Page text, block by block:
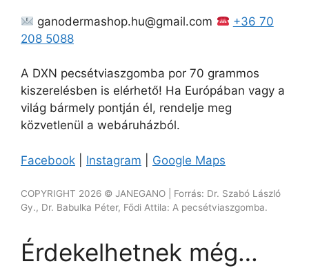
ganodermashop.hu@gmail.com
+36 70
208 5088
A DXN pecsétviaszgomba por 70 grammos
kiszerelésben is elérhető! Ha Európában vagy a
világ bármely pontján él, rendelje meg
közvetlenül a webáruházból.
Facebook Instagram Google Maps
COPYRIGHT 2026 © JANEGANO | Forrás: Dr. Szabó László
Gy., Dr. Babulka Péter, Fődi Attila: A pecsétviaszgomba.
Érdekelhetnek még…